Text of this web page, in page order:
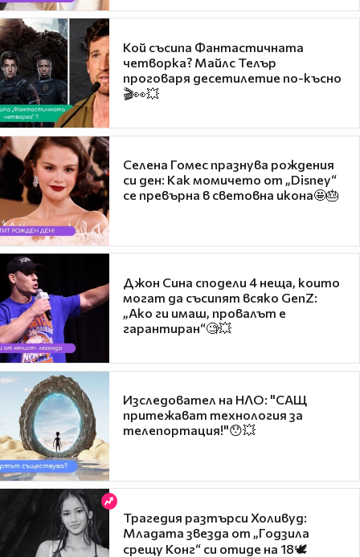
Кой съсипа Фантастичната
четворка? Майлс Телър
проговаря десетилетие по-късно
🎬👀💥
Селена Гомес празнува рождения
си ден: Как момичето от „Disney“
се превърна в световна икона🤩🎂
Джон Сина сподели 4 неща, които
могат да съсипят всяко GenZ:
„Ако ги имаш, провалът е
гарантиран“🧐💥
Изследовател на НЛО: "САЩ
притежават технология за
телепортация!"😯💥
Трагедия разтърси Холивуд:
Младата звезда от „Годзила
срещу Конг“ си отиде на 18🕊️